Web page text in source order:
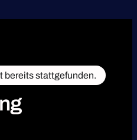
bereits stattgefunden.